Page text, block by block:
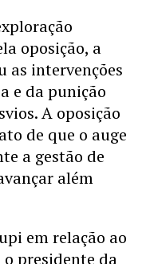
oposição, a
as intervenções
e da punição
A oposição
de que o auge
a gestão de
além
em relação ao
presidente da